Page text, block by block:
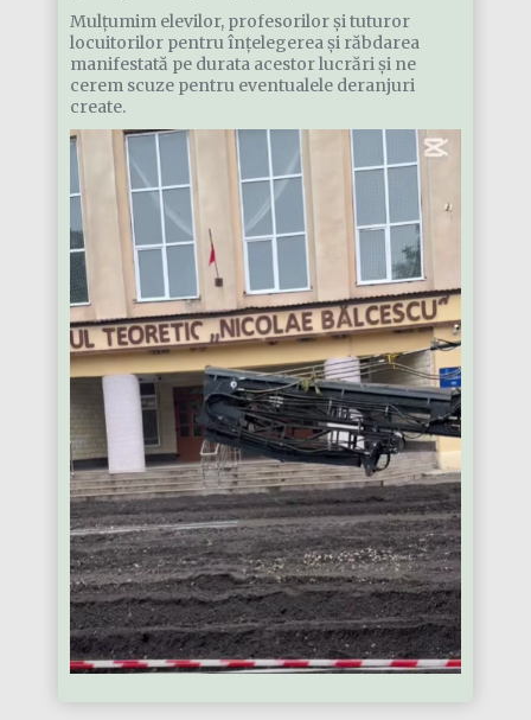
Mulțumim elevilor, profesorilor și tuturor
locuitorilor pentru înțelegerea și răbdarea
manifestată pe durata acestor lucrări și ne
cerem scuze pentru eventualele deranjuri
create.